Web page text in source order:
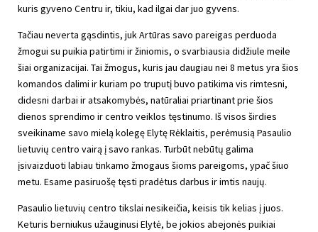
kuris gyveno Centru ir, tikiu, kad ilgai dar juo gyvens.
Tačiau neverta gąsdintis, juk Artūras savo pareigas perduoda
žmogui su puikia patirtimi ir žiniomis, o svarbiausia didžiule meile
šiai organizacijai. Tai žmogus, kuris jau daugiau nei 8 metus yra šios
komandos dalimi ir kuriam po truputį buvo patikima vis rimtesni,
didesni darbai ir atsakomybės, natūraliai priartinant prie šios
dienos sprendimo ir centro veiklos tęstinumo. Iš visos širdies
sveikiname savo mielą kolegę Elytę Rėklaitis, perėmusią Pasaulio
lietuvių centro vairą į savo rankas. Turbūt nebūtų galima
įsivaizduoti labiau tinkamo žmogaus šioms pareigoms, ypač šiuo
metu. Esame pasiruošę tęsti pradėtus darbus ir imtis naujų.
Pasaulio lietuvių centro tikslai nesikeičia, keisis tik kelias į juos.
Keturis berniukus užauginusi Elytė, be jokios abejonės puikiai